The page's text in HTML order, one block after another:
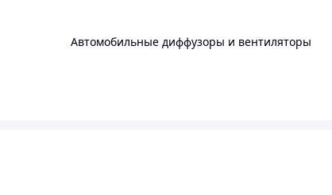
Автомобильные диффузоры и вентиляторы